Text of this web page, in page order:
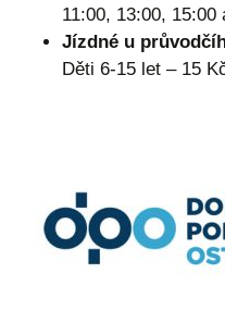
11:00, 13:00, 15:00
Jízdné u
Děti 6-15 let – 15